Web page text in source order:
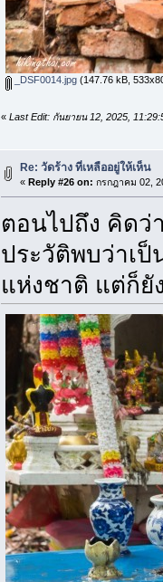
_DSF0014.jpg(147.76 kB,
« Last Edit: กันยายน 12, 2025,
Re: วัดร้าง ที่เหลืออยู่ให้เห็น
« Reply #26 on: กรกฎาคม 02,
ตอนไปถึง คิดว่
ประวัติพบว่าเ
แห่งชาติ แต่ก็ยั